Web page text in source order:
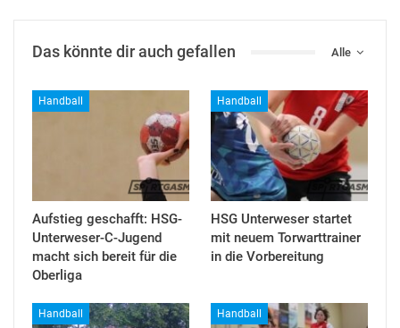
Alle
Das könnte dir auch gefallen
Handball
Aufstieg geschafft: HSG-
Unterweser-C-Jugend
macht sich bereit für die
Oberliga
Handball
HSG Unterweser startet
mit neuem Torwarttrainer
in die Vorbereitung
Handball Handball